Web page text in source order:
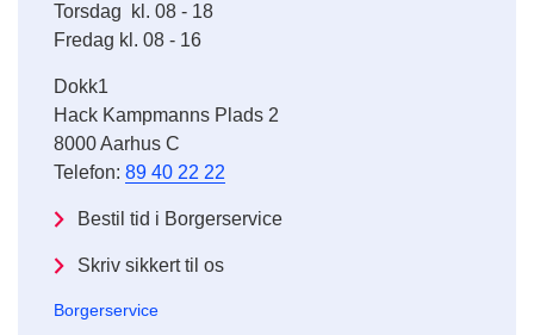
Torsdag kl. 08 - 18
Fredag kl. 08 - 16
Dokk1
Hack Kampmanns Plads 2
8000 Aarhus C
Telefon: 89 40 22 22
Bestil tid i Borgerservice
Skriv sikkert til os
Borgerservice